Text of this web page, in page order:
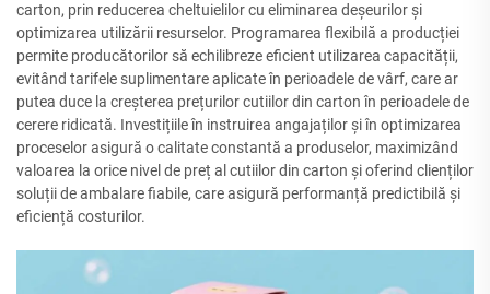
carton, prin reducerea cheltuielilor cu eliminarea deșeurilor și
optimizarea utilizării resurselor. Programarea flexibilă a producției
permite producătorilor să echilibreze eficient utilizarea capacității,
evitând tarifele suplimentare aplicate în perioadele de vârf, care ar
putea duce la creșterea prețurilor cutiilor din carton în perioadele de
cerere ridicată. Investițiile în instruirea angajaților și în optimizarea
proceselor asigură o calitate constantă a produselor, maximizând
valoarea la orice nivel de preț al cutiilor din carton și oferind clienților
soluții de ambalare fiabile, care asigură performanță predictibilă și
eficiență costurilor.